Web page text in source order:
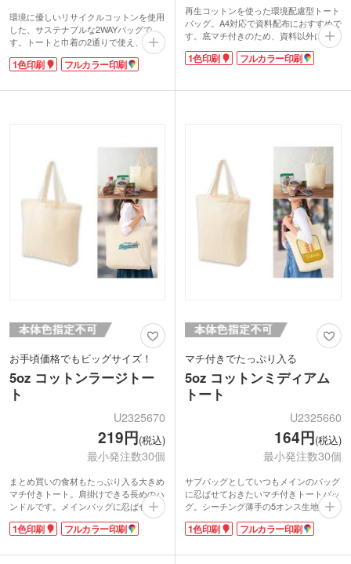
環境に優しいリサイクルコットンを使用
した、サステナブルな2WAYバッグで
す。トートと巾着の2通りで使え、天然
素材ならではの柔らかな風合い。肩掛け
しやすい長めの持ち手で使い勝手抜群で
荷物も楽々収納。マチのないフラットト
の1色・フルカラー印刷が可能。実用性
と環境配慮を両立した、訴求力の高いノ
ベルティです。
1色印刷 フルカラー印刷
再生コットンを使った環境配慮型トート
バッグ。A4対応で資料配布におすすめで
す。底マチ付きのため、資料以外にサン
プルの配布にも便利です。持ち手は肩掛
けしやすい長さ。生地はシーチングで中
ランドイメージの向上や広告効果も期待
できます。
1色印刷 フルカラー印刷
お手頃価格でもビッグサイズ！
5oz コットンラージトー
ト
U2325670
219円(税込)
最小発注数30個
まとめ買いの食材もたっぷり入る大きめ
マチ付きトート。肩掛けできる長めのハ
ンドルです。メインバッグに忍ばせやす
い薄手の5オンス生地です。
印刷面が広く名入れロゴが映え、1色・
用にもおススメです。
1色印刷 フルカラー印刷
マチ付きでたっぷり入る
5oz コットンミディアム
トート
U2325660
164円(税込)
最小発注数30個
サブバッグとしていつもメインのバッグ
に忍ばせておきたいマチ付きトートバッ
グ。シーチング薄手の5オンス生地で畳
みやすく、急に荷物が増えても安心で
す。肩掛けできる長めのハンドル。雑誌
印刷面が広く名入れロゴが映えるので販
1色印刷 フルカラー印刷